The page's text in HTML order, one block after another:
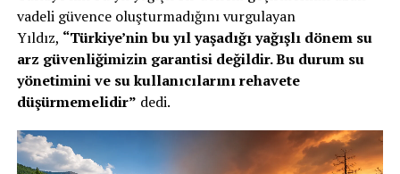
vadeli güvence oluşturmadığını vurgulayan
Yıldız, “Türkiye’nin bu yıl yaşadığı yağışlı dönem su
arz güvenliğimizin garantisi değildir. Bu durum su
yönetimini ve su kullanıcılarını rehavete
düşürmemelidir” dedi.